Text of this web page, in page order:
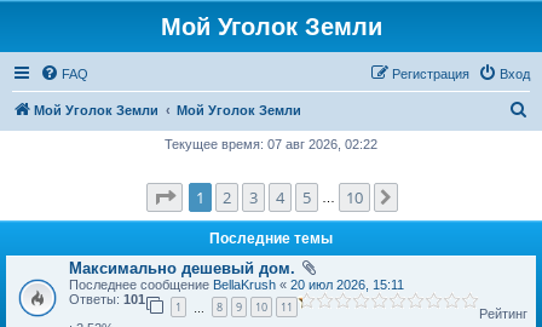
Мой Уголок Земли
FAQ Вход
Регистрация
Мой Уголок Земли Мой Уголок Земли
к
Текущее время: 07 авг 2026, 02:22
Страница1 из
1 2 3 4 5 10
Последние темы
Максимально дешевый дом.
Последнее сообщение BellaKrush « 20 июл 2026, 15:11
Ответы: 101
1 8 9 10 11
Рейтинг